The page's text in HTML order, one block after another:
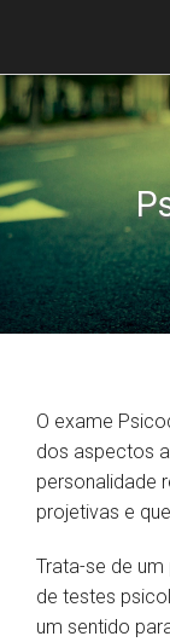
O exame
dos aspectos
personalidade
projetivas e
Trata-se de
de testes
um sentido